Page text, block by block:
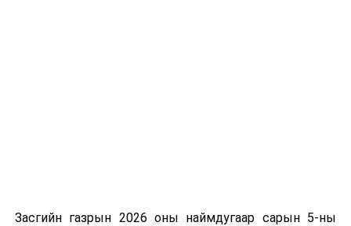
Засгийн газрын 2026 оны наймдугаар сарын 5-ны